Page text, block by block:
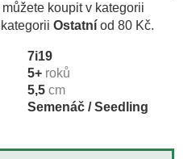
koupit v kategorii
Ostatní od 80 Kč.
7i19
5+ roků
5,5 cm
Semenáč / Seedling